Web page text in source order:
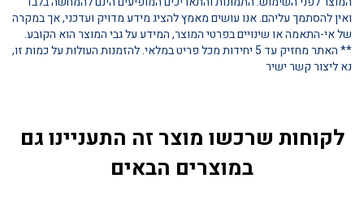
ואין להסתמך עליהם. אנו עושים מאמץ להציג מידע מדויק ועדכני, אך במקרה
של אי-התאמה או שינויים בפרטי המוצר, המידע על גבי המוצר הוא הקובע.
** האתר מחזיק עד 5 יחידות מכל פריט במלאי. להזמנות העולות על כמות זו,
נא ליצור קשר ישיר
לקוחות שרכשו מוצר זה התעניינו גם
במוצרים הבאים